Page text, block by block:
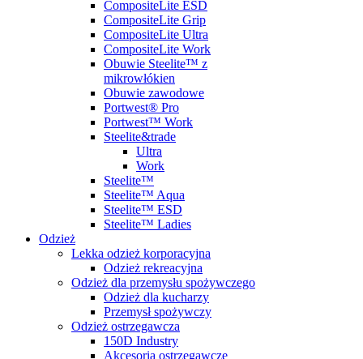
CompositeLite ESD
CompositeLite Grip
CompositeLite Ultra
CompositeLite Work
Obuwie Steelite™ z
mikrowłókien
Obuwie zawodowe
Portwest® Pro
Portwest™ Work
Steelite&trade
Ultra
Work
Steelite™
Steelite™ Aqua
Steelite™ ESD
Steelite™ Ladies
Odzież
Lekka odzież korporacyjna
Odzież rekreacyjna
Odzież dla przemysłu spożywczego
Odzież dla kucharzy
Przemysł spożywczy
Odzież ostrzegawcza
150D Industry
Akcesoria ostrzegawcze